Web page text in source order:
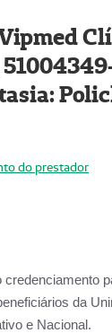
do prestador
credenciamento
da
e Nacional.